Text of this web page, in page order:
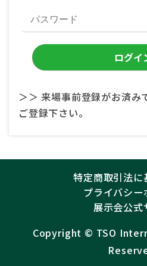
＞＞ 来場事前登録がお済み
ご登録下さい。
特定商取引法に
プライバシー
展示会公式
Copyright ©︎ TSO